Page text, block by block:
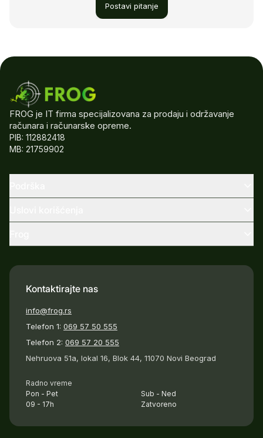
Postavi pitanje
FROG je IT firma specijalizovana za prodaju i održavanje
računara i računarske opreme.
PIB: 112882418
MB: 21759902
Kontaktirajte nas
info@frog.rs
Telefon 1: 069 57 50 555
Telefon 2: 069 57 20 555
Nehruova 51a, lokal 16, Blok 44, 11070 Novi Beograd
Radno vreme
Pon - Pet
09 - 17h
Sub - Ned
Zatvoreno